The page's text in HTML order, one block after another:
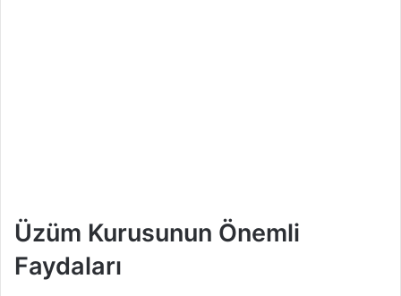
Üzüm Kurusunun Önemli
Faydaları